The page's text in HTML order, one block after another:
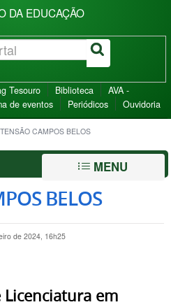
DA EDUCAÇÃO
Tesouro Biblioteca
AVA -
de eventos Periódicos Ouvidoria
CAMPOS BELOS
MENU
BELOS
de 2024, 16h25
em